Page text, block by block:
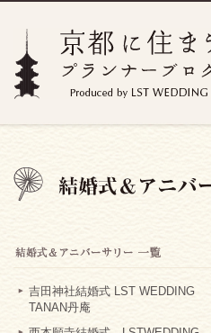
吉田神社結婚式 LST WEDDING
TANAN丹庵